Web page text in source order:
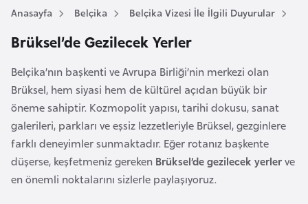
Anasayfa Belçika Belçika Vizesi İle İlgili Duyurular
Brüksel’de Gezilecek Yerler
Belçika’nın başkenti ve Avrupa Birliği’nin merkezi olan
Brüksel, hem siyasi hem de kültürel açıdan büyük bir
öneme sahiptir. Kozmopolit yapısı, tarihi dokusu, sanat
galerileri, parkları ve eşsiz lezzetleriyle Brüksel, gezginlere
farklı deneyimler sunmaktadır. Eğer rotanız başkente
düşerse, keşfetmeniz gereken Brüksel’de gezilecek yerlerve
en önemli noktalarını sizlerle paylaşıyoruz.
A
v
s
t
r